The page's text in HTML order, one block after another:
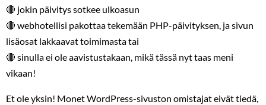
🔴 jokin päivitys sotkee ulkoasun
🔴 webhotellisi pakottaa tekemään PHP-päivityksen, ja sivun
lisäosat lakkaavat toimimasta tai
🔴 sinulla ei ole aavistustakaan, mikä tässä nyt taas meni
vikaan!
Et ole yksin! Monet WordPress-sivuston omistajat eivät tiedä,